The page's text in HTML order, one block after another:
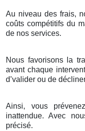
Au niveau des frais,
coûts compétitifs du
de nos services.
Nous favorisons la
avant chaque
d’valider ou de
Ainsi, vous
inattendue. Avec
précisé.